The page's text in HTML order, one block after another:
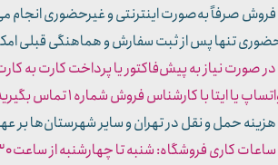
صرفاً به‌صورت اینترنتی و غیرحضوری انجام
تنها پس از ثبت سفارش و هماهنگی قبلی
صورت نیاز به پیش‌فاکتور یا پرداخت کارت به
یا ایتا با کارشناس فروش شماره ۱ تماس بگیرید.
حمل و نقل در تهران و سایر شهرستان‌ها بر